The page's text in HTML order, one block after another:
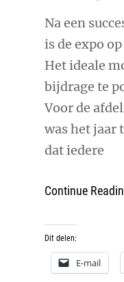
Na een
is de expo
Het ideale
bijdrage te
Voor de
was het jaar
dat iedere
Continue
Dit delen:
E-mail